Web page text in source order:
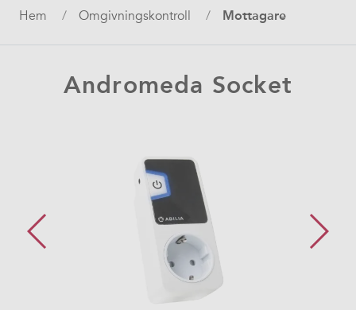
Länkstig
Hem Omgivningskontroll Mottagare
Andromeda Socket